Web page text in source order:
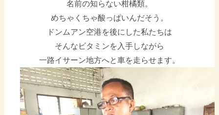
名前の知らない柑橘類。
めちゃくちゃ酸っぱいんだそう。
ドンムアン空港を後にした私たちは
そんなビタミンを入手しながら
一路イサーン地方へと車を走らせます。